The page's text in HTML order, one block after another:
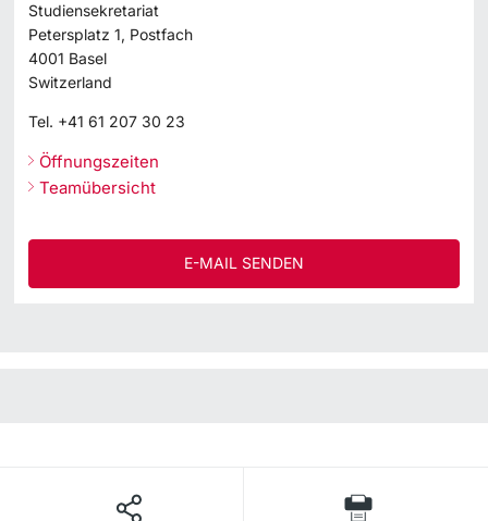
Studiensekretariat
Petersplatz 1, Postfach
4001 Basel
Switzerland
Tel. +41 61 207 30 23
Öffnungszeiten
Teamübersicht
E-MAIL SENDEN